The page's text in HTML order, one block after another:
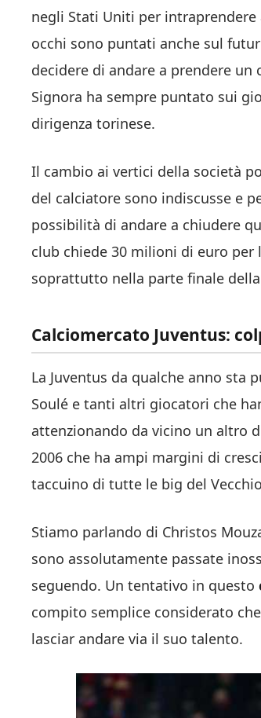
negli Stati Uniti per
occhi sono puntati anche sul
decidere di andare a prendere
Signora ha sempre puntato sui
dirigenza torinese.
Il cambio ai vertici della società
del calciatore sono indiscusse e
possibilità di andare a chiudere
club chiede 30 milioni di euro per
soprattutto nella parte finale
Calciomercato Juventus:
La Juventus da qualche anno sta
Soulé e tanti altri giocatori che
attenzionando da vicino un altro
2006 che ha ampi margini di
taccuino di tutte le big del
Stiamo parlando di Christos
sono assolutamente passate
seguendo. Un tentativo in questo
compito semplice considerato
lasciar andare via il suo talento.